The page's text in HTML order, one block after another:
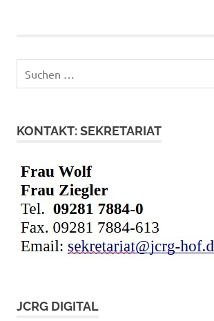
nach:
KONTAKT: SEKRETARIAT
JCRG DIGITAL